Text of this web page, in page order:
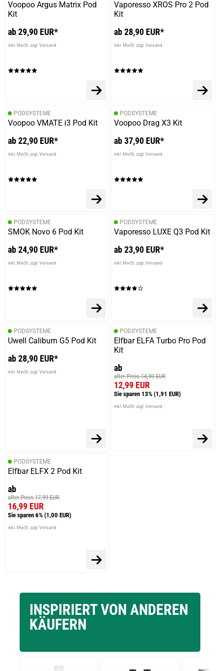
Voopoo Argus Matrix Pod
Kit
ab 29,90 EUR*
inkl. MwSt. zzgl. Versand
Vaporesso XROS Pro 2 Pod
Kit
ab 28,90 EUR*
inkl. MwSt. zzgl. Versand
PODSYSTEME
Voopoo VMATE i3 Pod Kit
ab 22,90 EUR*
inkl. MwSt. zzgl. Versand
PODSYSTEME
Voopoo Drag X3 Kit
ab 37,90 EUR*
inkl. MwSt. zzgl. Versand
PODSYSTEME
SMOK Novo 6 Pod Kit
ab 24,90 EUR*
inkl. MwSt. zzgl. Versand
PODSYSTEME
Vaporesso LUXE Q3 Pod Kit
ab 23,90 EUR*
inkl. MwSt. zzgl. Versand
PODSYSTEME
Uwell Caliburn G5 Pod Kit
ab 28,90 EUR*
inkl. MwSt. zzgl. Versand
PODSYSTEME
Elfbar ELFA Turbo Pro Pod
Kit
ab
alter Preis 14,90 EUR
12,99 EUR
Sie sparen 13% (1,91 EUR)
inkl. MwSt. zzgl. Versand
PODSYSTEME
Elfbar ELFX 2 Pod Kit
ab
alter Preis 17,99 EUR
16,99 EUR
Sie sparen 6% (1,00 EUR)
inkl. MwSt. zzgl. Versand
INSPIRIERT VON ANDEREN
KÄUFERN